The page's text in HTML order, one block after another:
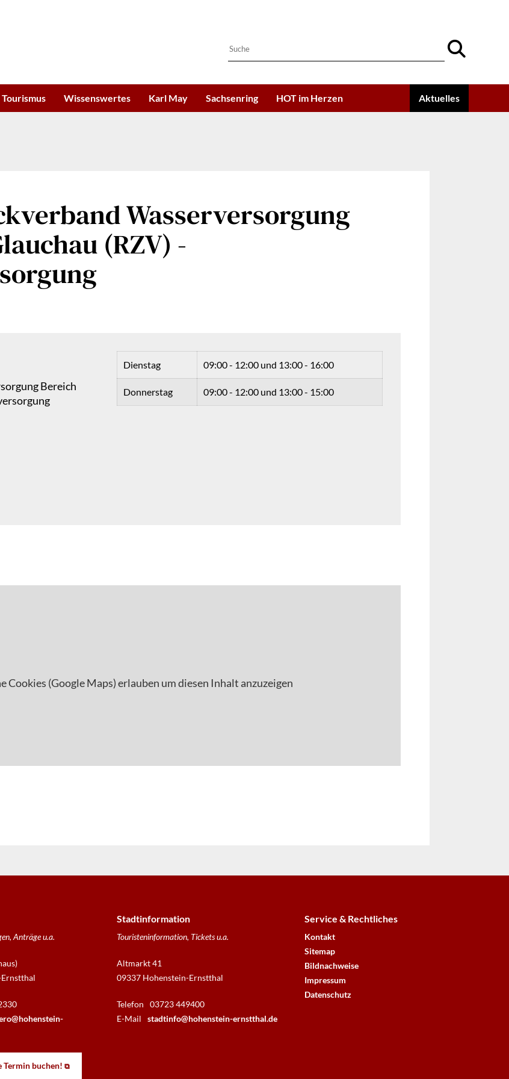
Tourismus Wissenswertes Karl May Sachsenring HOT im Herzen Aktuelles
Wasserversorgung
(RZV) -
Bereich
Dienstag 09:00 - 12:00 und 13:00 - 16:00
Donnerstag 09:00 - 12:00 und 13:00 - 15:00
Cookies (Google Maps) erlauben um diesen Inhalt anzuzeigen
Anträge u.a.
Termin buchen!
Stadtinformation
Touristeninformation, Tickets u.a.
Altmarkt 41
09337 Hohenstein-Ernstthal
Telefon
03723 449400
E-Mail
stadtinfo@hohenstein-ernstthal.de
Service & Rechtliches
Kontakt
Sitemap
Bildnachweise
Impressum
Datenschutz